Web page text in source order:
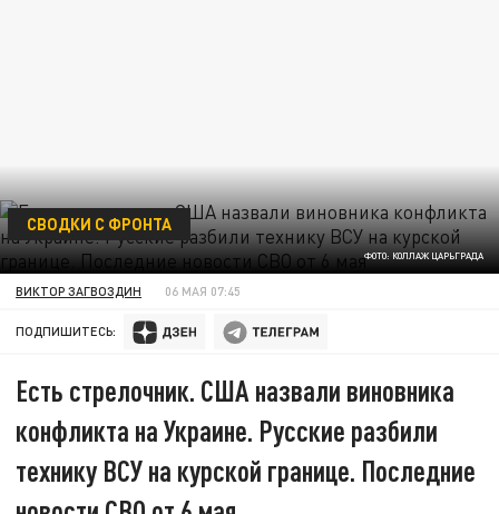
ФОТО: КОЛЛАЖ ЦАРЬГРАДА
СВОДКИ С ФРОНТА
ВИКТОР ЗАГВОЗДИН 06 МАЯ 07:45
ПОДПИШИТЕСЬ:
Есть стрелочник. США назвали виновника
конфликта на Украине. Русские разбили
технику ВСУ на курской границе. Последние